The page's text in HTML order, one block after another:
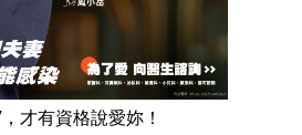
才有資格說愛妳！